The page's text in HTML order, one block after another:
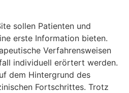
sollen Patienten und
erste Information bieten.
Verfahrensweisen
individuell erörtert werden.
dem Hintergrund des
Fortschrittes. Trotz